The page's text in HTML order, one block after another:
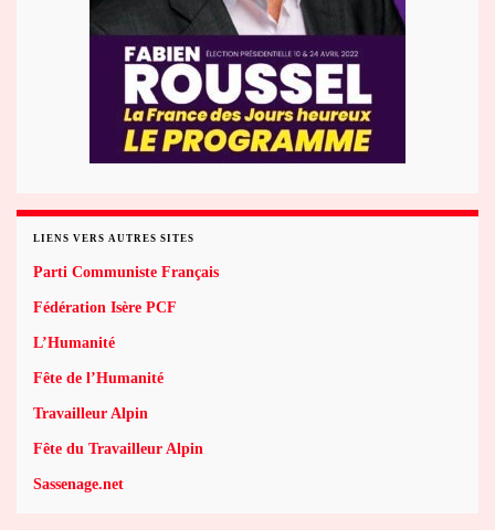
LIENS VERS AUTRES SITES
Parti Communiste Français
Fédération Isère PCF
L’Humanité
Fête de l’Humanité
Travailleur Alpin
Fête du Travailleur Alpin
Sassenage.net